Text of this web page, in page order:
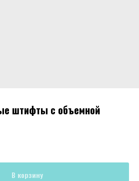
штифты с объемной
В корзину